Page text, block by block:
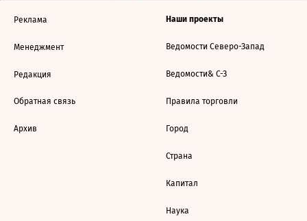
Реклама
Менеджмент
Редакция
Обратная связь
Архив
Наши проекты
Ведомости Северо-Запад
Ведомости& С-З
Правила торговли
Город
Страна
Капитал
Наука